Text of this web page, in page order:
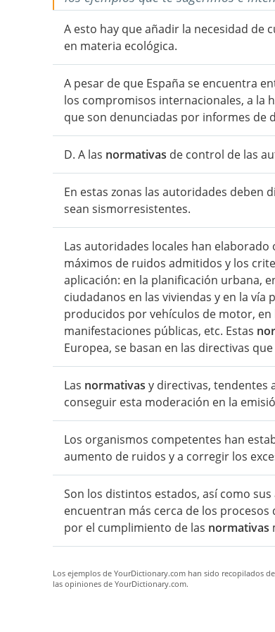
A esto hay que añadir la necesidad de
en materia ecológica.
A pesar de que España se encuentra
los compromisos internacionales, a la
que son denunciadas por informes de
D. A las normativas de control de las
En estas zonas las autoridades deben
sean sismorresistentes.
Las autoridades locales han
máximos de ruidos admitidos y los
aplicación: en la planificación urbana,
ciudadanos en las viviendas y en la vía
producidos por vehículos de motor, en
manifestaciones públicas, etc. Estas
Europea, se basan en las directivas
Las normativas y directivas, tendentes
conseguir esta moderación en la
Los organismos competentes han
aumento de ruidos y a corregir los
Son los distintos estados, así como
encuentran más cerca de los
por el cumplimiento de las normativas
Los ejemplos de YourDictionary.com han sido recopilados
las opiniones de YourDictionary.com.